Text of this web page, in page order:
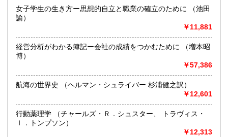
女子学生の生き方ー思想的自立と職業の確立のために （池田
諭）
￥11,881
経営分析がわかる簿記ー会社の成績をつかむために （増本昭
博）
￥57,386
航海の世界史 （ヘルマン・シュライバー 杉浦健之訳）
￥12,601
行動薬理学 （チャールズ・Ｒ．シュスター、 トラヴィス・
Ｉ．トンプソン）
￥12,313